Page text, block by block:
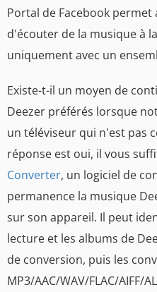
Portal de Facebook
d'écouter de la musique à
uniquement avec un
Existe-t-il un moyen de
Deezer préférés lorsque
un téléviseur qui n'est pas
réponse est oui, il vous
Converter, un logiciel de
permanence la musique
sur son appareil. Il peut
lecture et les albums de
de conversion, puis les
MP3/AAC/WAV/FLAC/AIFF/